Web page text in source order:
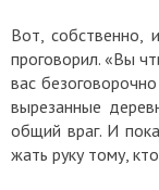
Вот, собственно,
проговорил. «Вы
вас
вырезанные
общий враг. И
жать руку тому,